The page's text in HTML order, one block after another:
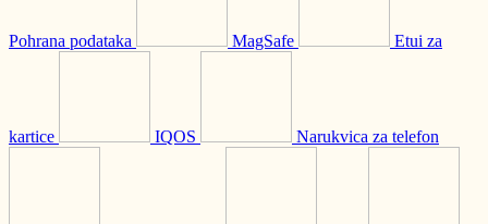
Pohrana podataka MagSafe Etui za
kartice IQOS Narukvica za telefon